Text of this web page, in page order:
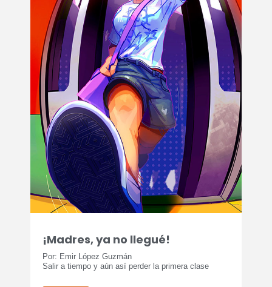
¡Madres, ya no llegué!
Por: Emir López Guzmán
Salir a tiempo y aún así perder la primera clase